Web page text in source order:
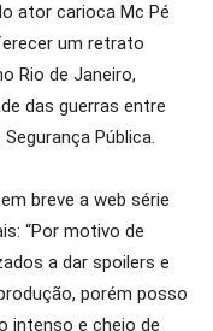
ator carioca Mc Pé
um retrato
Rio de Janeiro,
das guerras entre
Pública.
breve a web série
“Por motivo de
a dar spoilers e
porém posso
intenso e cheio de